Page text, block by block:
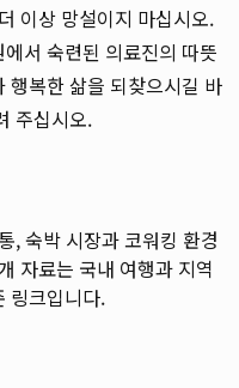
이상 망설이지 마십시오.
서 숙련된 의료진의 따뜻
행복한 삶을 되찾으시길 바
주십시오.
, 숙박 시장과 코워킹 환경
자료는 국내 여행과 지역
링크입니다.